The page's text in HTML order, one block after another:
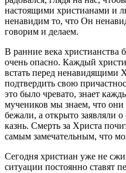
настоящими христианами и
ненавидим то, что Он
говорим и делаем.
В ранние века христианства
очень опасно. Каждый
встать перед ненавидящими
подтвердить свою
это было чревато, знает
мучеников мы знаем, что они
бежали, а открыто заявляли
казнь. Смерть за Христа
самым замечательным, что
Сегодня христиан уже не
ситуации постоянно ставят